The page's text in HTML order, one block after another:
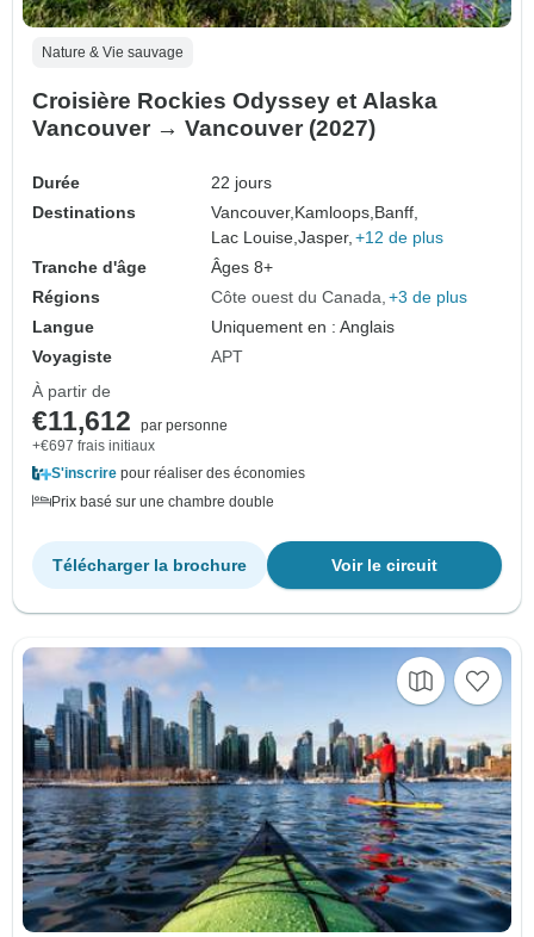
Nature & Vie sauvage
Croisière Rockies Odyssey et Alaska
Vancouver → Vancouver (2027)
Durée
22 jours
Destinations
Vancouver, Kamloops, Banff,
Lac Louise,Jasper, +12 de plus
Tranche d'âge
Âges 8+
Régions
Côte ouest du Canada +3 de plus
Langue
Uniquement en : Anglais
Voyagiste
APT
À partir de
€11,612
par personne
+€697 frais initiaux
S'inscrire pour réaliser des économies
Prix basé sur une chambre double
Voir le circuit
Télécharger la brochure